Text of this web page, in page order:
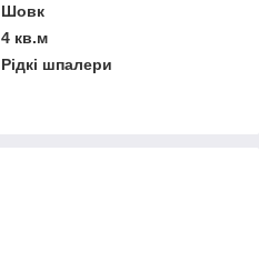
Шовк
4 кв.м
Рідкі шпалери